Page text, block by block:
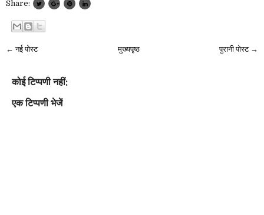
Share:
← नई पोस्ट पुरानी पोस्ट →
मुख्यपृष्ठ
कोई टिप्पणी नहीं:
एक टिप्पणी भेजें